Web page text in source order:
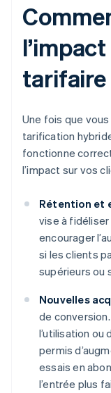
tarifaire
Une fois que
tarification
fonctionne
l’impact sur vos
Rétention et
vise à
encourager
si les clients
supérieurs ou
Nouvelles
de conversion.
l’utilisation ou
permis
essais en
l’entrée plus